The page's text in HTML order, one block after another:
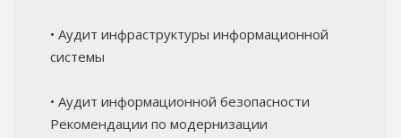
• Аудит инфраструктуры информационной
системы
• Аудит информационной безопасности
Рекомендации по модернизации